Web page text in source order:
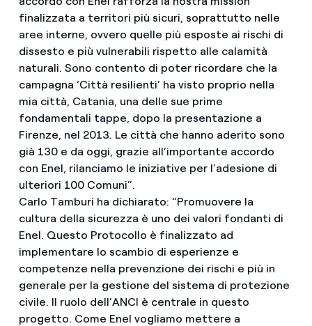
finalizzata a territori più sicuri, soprattutto nelle
aree interne, ovvero quelle più esposte ai rischi di
dissesto e più vulnerabili rispetto alle calamità
naturali. Sono contento di poter ricordare che la
campagna ‘Città resilienti’ ha visto proprio nella
mia città, Catania, una delle sue prime
fondamentali tappe, dopo la presentazione a
Firenze, nel 2013. Le città che hanno aderito sono
già 130 e da oggi, grazie all’importante accordo
con Enel, rilanciamo le iniziative per l’adesione di
ulteriori 100 Comuni”.
Carlo Tamburi ha dichiarato: “Promuovere la
cultura della sicurezza è uno dei valori fondanti di
Enel. Questo Protocollo è finalizzato ad
implementare lo scambio di esperienze e
competenze nella prevenzione dei rischi e più in
generale per la gestione del sistema di protezione
civile. Il ruolo dell’ANCI è centrale in questo
progetto. Come Enel vogliamo mettere a